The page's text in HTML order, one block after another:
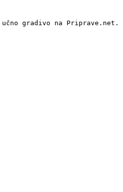
gradivo na Priprave.net.